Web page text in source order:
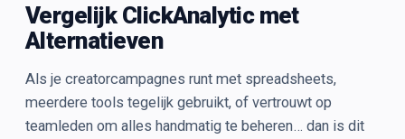
Vergelijk ClickAnalytic met
Alternatieven
Als je creatorcampagnes runt met spreadsheets,
meerdere tools tegelijk gebruikt, of vertrouwt op
teamleden om alles handmatig te beheren… dan is dit